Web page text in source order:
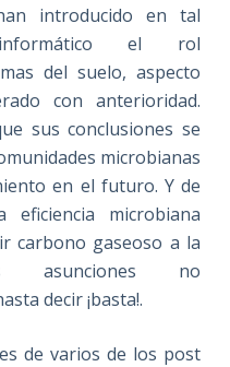
introducido en tal
informático el rol
del suelo, aspecto
con anterioridad.
sus conclusiones se
microbianas
en el futuro. Y de
microbiana
carbono gaseoso a la
asunciones no
decir ¡basta!.
de varios de los post